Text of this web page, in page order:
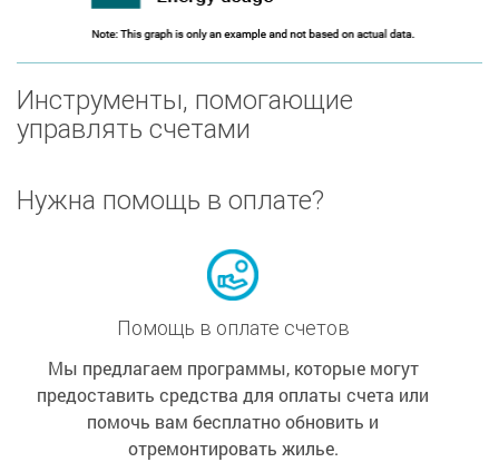
Инструменты, помогающие
управлять счетами
Нужна помощь в оплате?
Помощь в оплате счетов
Мы предлагаем программы, которые могут
предоставить средства для оплаты счета или
помочь вам бесплатно обновить и
отремонтировать жилье.